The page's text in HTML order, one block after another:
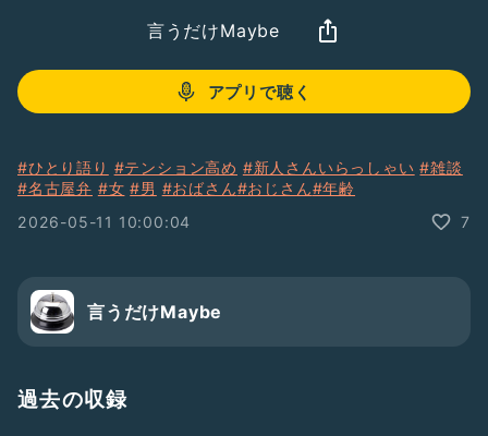
言うだけMaybe
アプリで聴く
#ひとり語り #テンション高め #新人さんいらっしゃい #雑談
#名古屋弁 #女 #男 #おばさん#おじさん#年齢
2026-05-11 10:00:04
7
言うだけMaybe
過去の収録